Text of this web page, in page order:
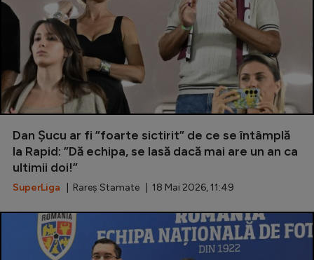
Dan Șucu ar fi ”foarte sictirit” de ce se întâmplă
la Rapid: ”Dă echipa, se lasă dacă mai are un an ca
ultimii doi!”
SuperLiga | Rareș Stamate | 18 Mai 2026, 11:49